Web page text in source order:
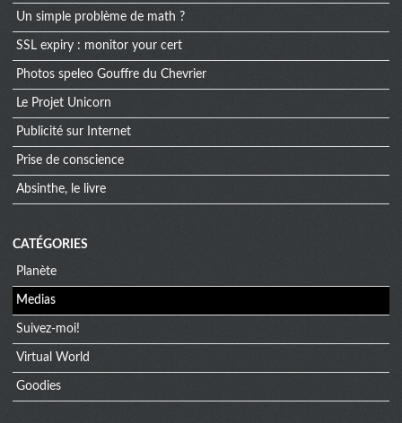
Un simple problème de math ?
SSL expiry : monitor your cert
Photos speleo Gouffre du Chevrier
Le Projet Unicorn
Publicité sur Internet
Prise de conscience
Absinthe, le livre
CATÉGORIES
Planète
Medias
Suivez-moi!
Virtual World
Goodies